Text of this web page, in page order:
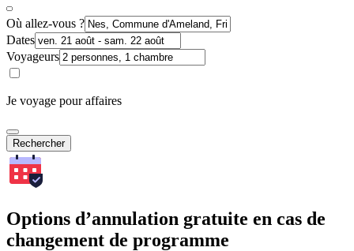
Où allez-vous ?
Dates
Voyageurs
Je voyage pour affaires
Rechercher
Options d’annulation gratuite en cas de
changement de programme